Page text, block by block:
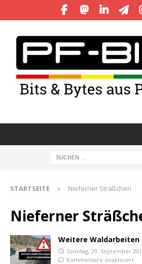
STARTSEITE Nieferner Sträßchen
Nieferner
Weitere Waldarbeiten
Sonntag, 29. September
Kommentare deaktiviert